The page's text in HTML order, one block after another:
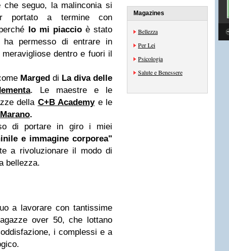
che seguo, la malinconia si
portato a termine con
Io mi piaccioè stato
permesso di entrare in
dentro e fuori il
Marged di La diva delle
. Le maestre e le
della C+B Academy e le
.
di portare in giro i miei
e immagine corporea"
a rivoluzionare il modo di
bellezza.
a lavorare con tantissime
over 50, che lottano
i complessi e a
Magazines
Bellezza
Per Lei
Psicologia
Salute e Benessere